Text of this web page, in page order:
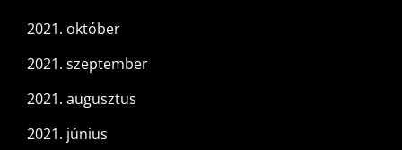
2021. október
2021. szeptember
2021. augusztus
2021. június